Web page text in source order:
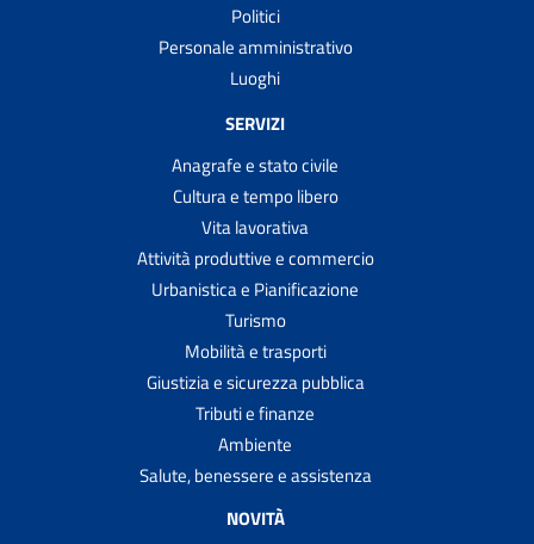
Politici
Personale amministrativo
Luoghi
SERVIZI
Anagrafe e stato civile
Cultura e tempo libero
Vita lavorativa
Attività produttive e commercio
Urbanistica e Pianificazione
Turismo
Mobilità e trasporti
Giustizia e sicurezza pubblica
Tributi e finanze
Ambiente
Salute, benessere e assistenza
NOVITÀ